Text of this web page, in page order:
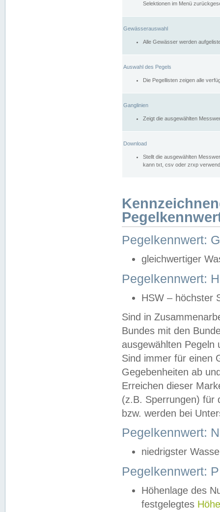
Selektionen im Menü
Gewässerauswahl
Alle Gewässer werden
Auswahl des Pegels
Die Pegellisten zeigen alle
Ganglinien
Zeigt die ausgewählten
Download
Stellt die ausgewählten
kann txt, csv oder zrxp
Pegelkennwert:
gleichwertiger
Pegelkennwert:
HSW – höchster
Sind in
Bundes mit den
ausgewählten
Sind immer für einen
Gegebenheiten ab
Erreichen dieser
(z.B. Sperrungen) für
bzw. werden bei
Pegelkennwert:
niedrigster
Pegelkennwert:
Höhenlage des
festgelegtes